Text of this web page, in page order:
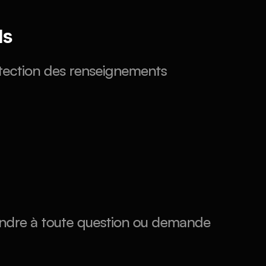
des renseignements
à toute question ou demande